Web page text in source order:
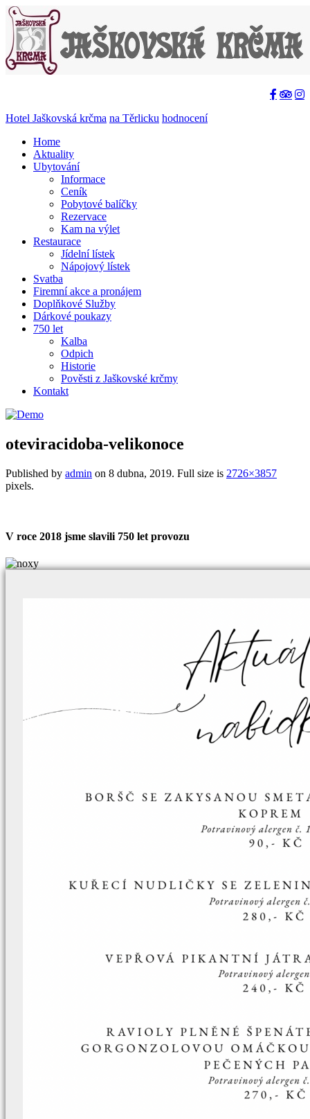
Hotel Jaškovská krčma na Těrlicku hodnocení
Home
Aktuality
Ubytování
Informace
Ceník
Pobytové balíčky
Rezervace
Kam na výlet
Restaurace
Jídelní lístek
Nápojový lístek
Svatba
Firemní akce a pronájem
Doplňkové Služby
Dárkové poukazy
750 let
Kalba
Odpich
Historie
Pověsti z Jaškovské krčmy
Kontakt
oteviracidoba-velikonoce
Published by admin on 8 dubna, 2019. Full size is 2726×3857
pixels.
V roce 2018 jsme slavili 750 let provozu